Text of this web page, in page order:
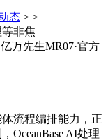
态 > >
非焦
万先生MR07·官方
流程编排能力，正
OceanBase AI处理